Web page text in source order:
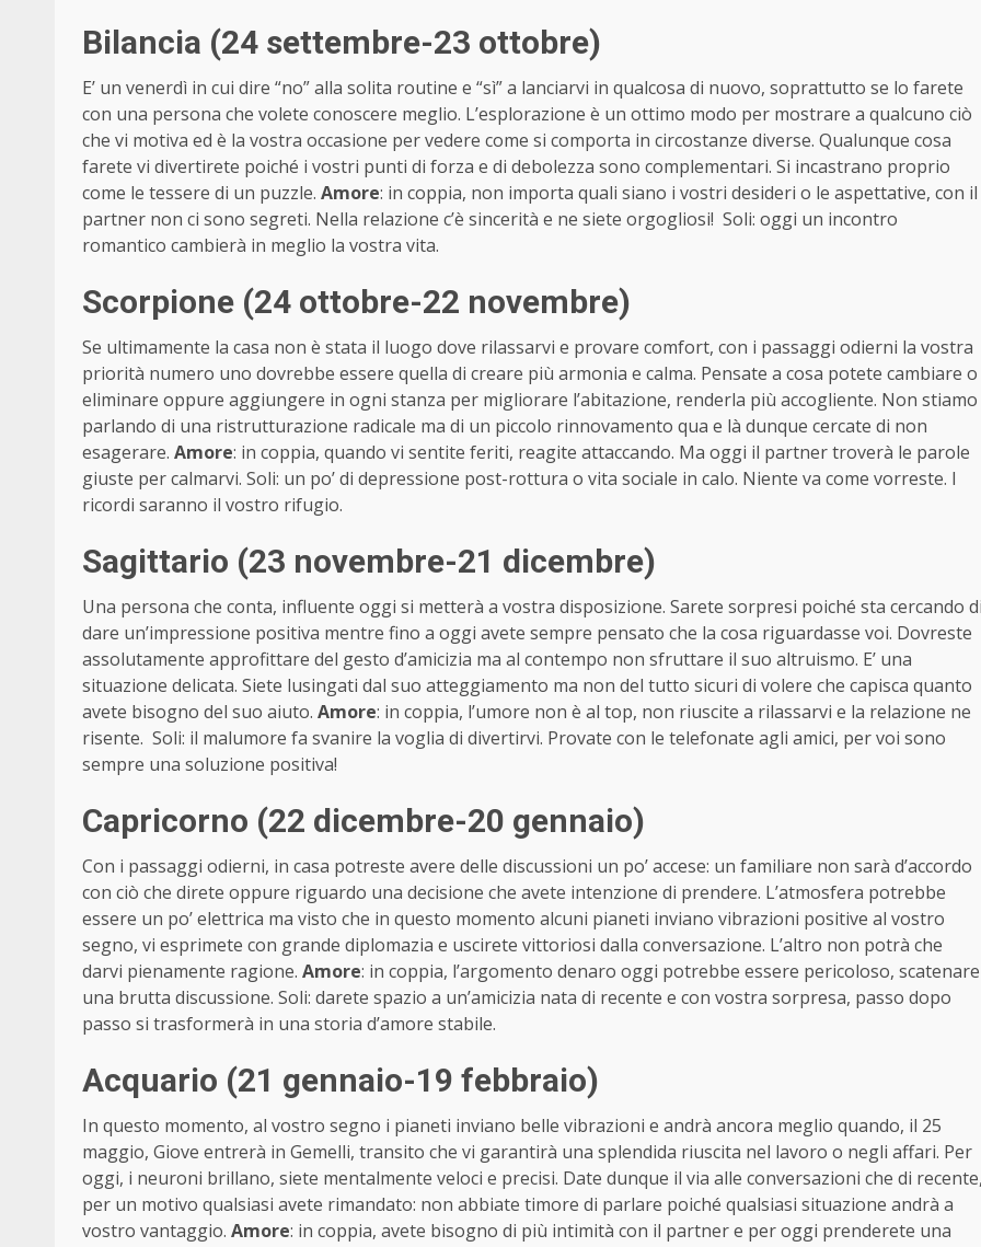
Bilancia (24 settembre-23 ottobre)
E’ un venerdì in cui dire “no” alla solita routine e “sì” a lanciarvi in qualcosa di nuovo, soprattutto se lo farete
con una persona che volete conoscere meglio. L’esplorazione è un ottimo modo per mostrare a qualcuno ciò
che vi motiva ed è la vostra occasione per vedere come si comporta in circostanze diverse. Qualunque cosa
farete vi divertirete poiché i vostri punti di forza e di debolezza sono complementari. Si incastrano proprio
come le tessere di un puzzle. Amore: in coppia, non importa quali siano i vostri desideri o le aspettative, con il
partner non ci sono segreti. Nella relazione c’è sincerità e ne siete orgogliosi! Soli: oggi un incontro
romantico cambierà in meglio la vostra vita.
Scorpione (24 ottobre-22 novembre)
Se ultimamente la casa non è stata il luogo dove rilassarvi e provare comfort, con i passaggi odierni la vostra
priorità numero uno dovrebbe essere quella di creare più armonia e calma. Pensate a cosa potete cambiare o
eliminare oppure aggiungere in ogni stanza per migliorare l’abitazione, renderla più accogliente. Non stiamo
parlando di una ristrutturazione radicale ma di un piccolo rinnovamento qua e là dunque cercate di non
esagerare. Amore: in coppia, quando vi sentite feriti, reagite attaccando. Ma oggi il partner troverà le parole
giuste per calmarvi. Soli: un po’ di depressione post-rottura o vita sociale in calo. Niente va come vorreste. I
ricordi saranno il vostro rifugio.
Sagittario (23 novembre-21 dicembre)
Una persona che conta, influente oggi si metterà a vostra disposizione. Sarete sorpresi poiché sta cercando
dare un’impressione positiva mentre fino a oggi avete sempre pensato che la cosa riguardasse voi. Dovreste
assolutamente approfittare del gesto d’amicizia ma al contempo non sfruttare il suo altruismo. E’ una
situazione delicata. Siete lusingati dal suo atteggiamento ma non del tutto sicuri di volere che capisca quanto
avete bisogno del suo aiuto. Amore: in coppia, l’umore non è al top, non riuscite a rilassarvi e la relazione ne
risente. Soli: il malumore fa svanire la voglia di divertirvi. Provate con le telefonate agli amici, per voi sono
sempre una soluzione positiva!
Capricorno (22 dicembre-20 gennaio)
Con i passaggi odierni, in casa potreste avere delle discussioni un po’ accese: un familiare non sarà d’accordo
con ciò che direte oppure riguardo una decisione che avete intenzione di prendere. L’atmosfera potrebbe
essere un po’ elettrica ma visto che in questo momento alcuni pianeti inviano vibrazioni positive al vostro
segno, vi esprimete con grande diplomazia e uscirete vittoriosi dalla conversazione. L’altro non potrà che
darvi pienamente ragione. Amore: in coppia, l’argomento denaro oggi potrebbe essere pericoloso, scatenare
una brutta discussione. Soli: darete spazio a un’amicizia nata di recente e con vostra sorpresa, passo dopo
passo si trasformerà in una storia d’amore stabile.
Acquario (21 gennaio-19 febbraio)
In questo momento, al vostro segno i pianeti inviano belle vibrazioni e andrà ancora meglio quando, il 25
maggio, Giove entrerà in Gemelli, transito che vi garantirà una splendida riuscita nel lavoro o negli affari. Per
oggi, i neuroni brillano, siete mentalmente veloci e precisi. Date dunque il via alle conversazioni che di
per un motivo qualsiasi avete rimandato: non abbiate timore di parlare poiché qualsiasi situazione andrà a
vostro vantaggio. Amore: in coppia, avete bisogno di più intimità con il partner e per oggi prenderete una